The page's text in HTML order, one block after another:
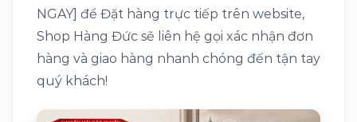
NGAY] để Đặt hàng trực tiếp trên website,
Shop Hàng Đức sẽ liên hệ gọi xác nhận đơn
hàng và giao hàng nhanh chóng đến tận tay
quý khách!